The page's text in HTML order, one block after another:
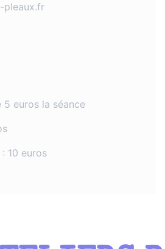
pleaux.fr
5 euros la séance
10 euros